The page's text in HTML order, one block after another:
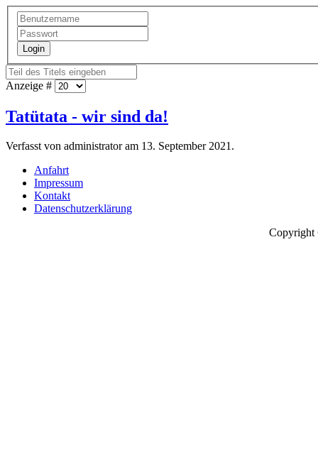
Login
Anzeige #
Tatütata - wir sind da!
Verfasst von administrator am 13. September 2021.
Anfahrt
Impressum
Kontakt
Datenschutzerklärung
Copyright